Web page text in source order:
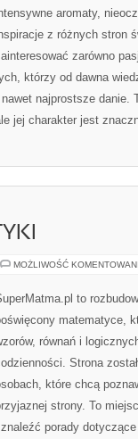
aromaty,
z różnych stron
zarówno
którzy od dawna
najprostsze danie.
jej charakter jest
MOŻLIWOŚĆ
to
matematyce,
równań i
Strona
które chcą
strony. To
porady